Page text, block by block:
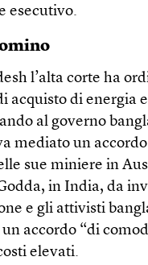
esecutivo.
l’alta corte ha
acquisto di
al governo
mediato un
sue miniere in
in India, da
e gli attivisti
accordo “di
elevati.